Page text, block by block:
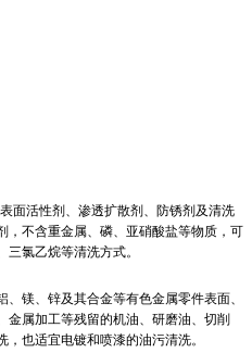
面活性剂、渗透扩散剂、防锈剂及清洗
，不含重金属、磷、亚硝酸盐等物质，可
氯乙烷等清洗方式。
途：
镁、锌及其合金等有色金属零件表面、
金属加工等残留的机油、研磨油、切削
也适宜电镀和喷漆的油污清洗。